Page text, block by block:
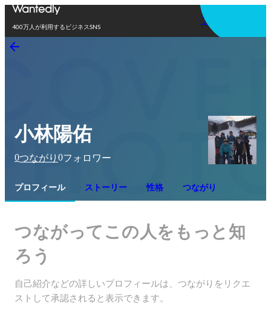
400万人が利用するビジネスSNS
アプリを使う
小林陽佑
0つながり 0フォロワー
プロフィール ストーリー 性格 つながり
つながってこの人をもっと知
ろう
自己紹介などの詳しいプロフィールは、つながりをリクエ
ストして承認されると表示できます。